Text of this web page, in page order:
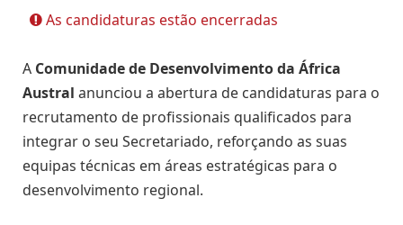
As candidaturas estão encerradas
A Comunidade de Desenvolvimento da África
Austral anunciou a abertura de candidaturas para o
recrutamento de profissionais qualificados para
integrar o seu Secretariado, reforçando as suas
equipas técnicas em áreas estratégicas para o
desenvolvimento regional.